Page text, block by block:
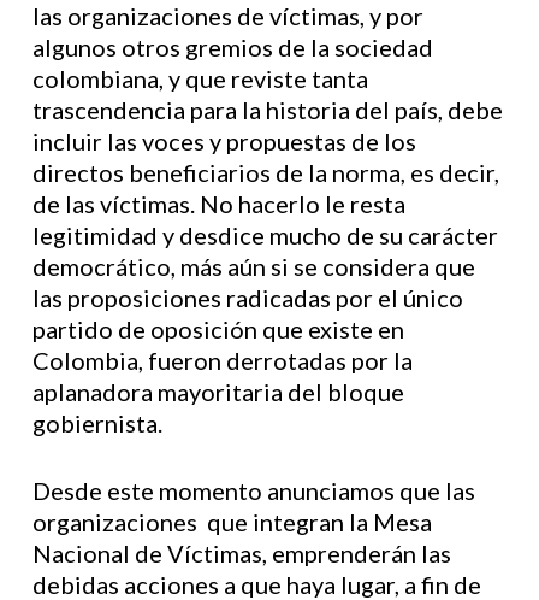
las organizaciones de víctimas, y por
algunos otros gremios de la sociedad
colombiana, y que reviste tanta
trascendencia para la historia del país, debe
incluir las voces y propuestas de los
directos beneficiarios de la norma, es decir,
de las víctimas. No hacerlo le resta
legitimidad y desdice mucho de su carácter
democrático, más aún si se considera que
las proposiciones radicadas por el único
partido de oposición que existe en
Colombia, fueron derrotadas por la
aplanadora mayoritaria del bloque
gobiernista.
Desde este momento anunciamos que las
organizaciones que integran la Mesa
Nacional de Víctimas, emprenderán las
debidas acciones a que haya lugar, a fin de